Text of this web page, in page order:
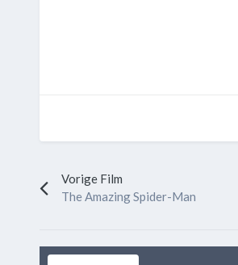
Vorige Film
The Amazing Spider-Man